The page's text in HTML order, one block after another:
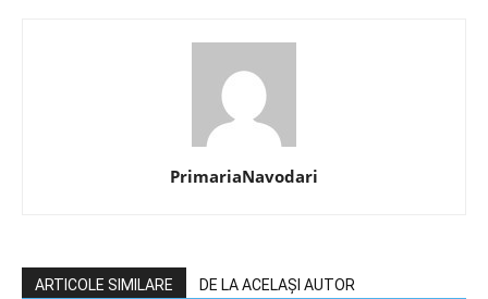
PrimariaNavodari
ARTICOLE SIMILARE DE LA ACELAȘI AUTOR